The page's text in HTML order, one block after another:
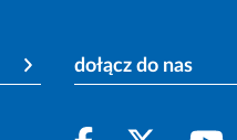
dołącz do nas